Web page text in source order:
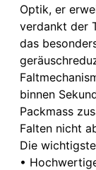
Optik, er
verdankt der
das
binnen
Packmass
Falten nicht
Die
•